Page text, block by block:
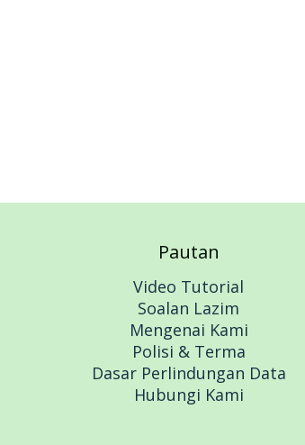
Pautan
Video Tutorial
Soalan Lazim
Mengenai Kami
Polisi & Terma
Dasar Perlindungan Data
Hubungi Kami